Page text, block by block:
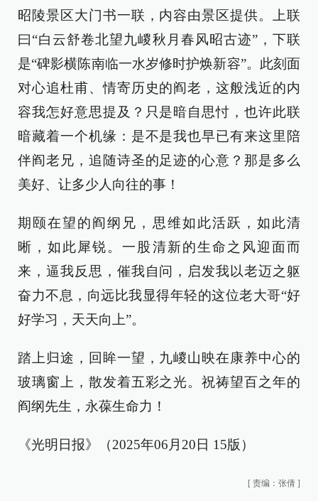
昭陵景区大门书一联，内容由景区提供。上联
曰“白云舒卷北望九嵕秋月春风昭古迹”，下联
是“碑影横陈南临一水岁修时护焕新容”。此刻面
对心追杜甫、情寄历史的阎老，这般浅近的内
容我怎好意思提及？只是暗自思忖，也许此联
暗藏着一个机缘：是不是我也早已有来这里陪
伴阎老兄，追随诗圣的足迹的心意？那是多么
美好、让多少人向往的事！
期颐在望的阎纲兄，思维如此活跃，如此清
晰，如此犀锐。一股清新的生命之风迎面而
来，逼我反思，催我自问，启发我以老迈之躯
奋力不息，向远比我显得年轻的这位老大哥“好
好学习，天天向上”。
踏上归途，回眸一望，九嵕山映在康养中心的
玻璃窗上，散发着五彩之光。祝祷望百之年的
阎纲先生，永葆生命力！
《光明日报》（2025年06月20日 15版）
[ 责编：张倩 ]